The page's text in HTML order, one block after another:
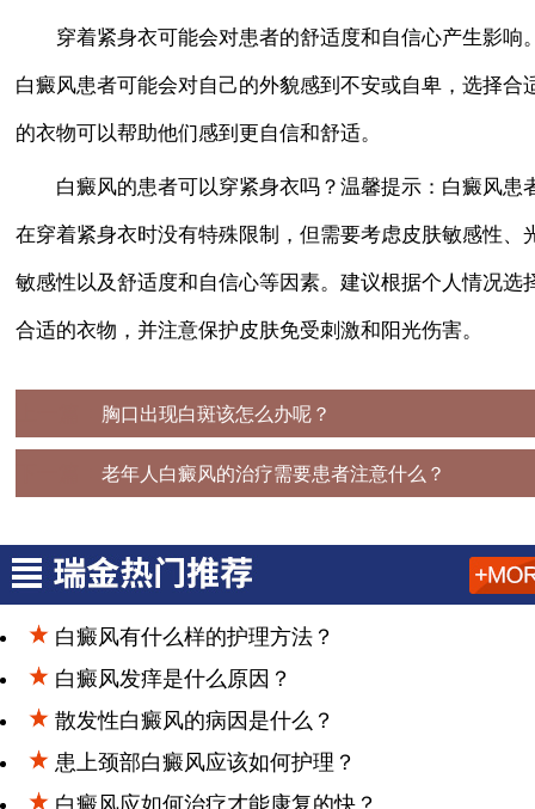
穿着紧身衣可能会对患者的舒适度和自信心产生影响
白癜风患者可能会对自己的外貌感到不安或自卑，选择合
的衣物可以帮助他们感到更自信和舒适。
白癜风的患者可以穿紧身衣吗？温馨提示：白癜风患
在穿着紧身衣时没有特殊限制，但需要考虑皮肤敏感性、
敏感性以及舒适度和自信心等因素。建议根据个人情况选
合适的衣物，并注意保护皮肤免受刺激和阳光伤害。
胸口出现白斑该怎么办呢？
老年人白癜风的治疗需要患者注意什么？
白癜风有什么样的护理方法？
白癜风发痒是什么原因？
散发性白癜风的病因是什么？
患上颈部白癜风应该如何护理？
白癜风应如何治疗才能康复的快？